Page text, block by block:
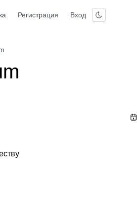
Регистрация Вход